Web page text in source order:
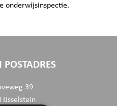
onderwijsinspectie.
POSTADRES
39
IJsselstein